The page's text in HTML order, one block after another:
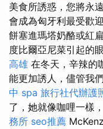
美食所誘惑，您將永
會成為匈牙利最受歡
餅塞進瑪塔奶酪或紅
度比爾亞尼菜引起的
高雄 在冬天，辛辣的
能更加誘人，儘管我
中 spa 旅行社代辦護
了，她就像咖哩一樣
務所 seo推薦